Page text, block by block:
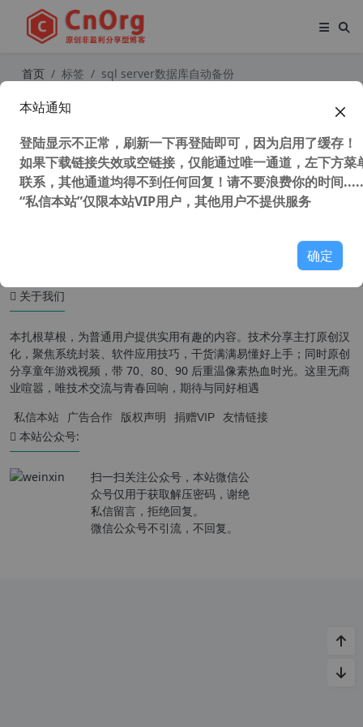
首页 标签 sql server数据库自动备份
最简单 MSSQL数据库自动备份工具 v
动备份工具
关于我们
本扎根草根，为普通用户提供实用有趣的内容。技术分享主打原创汉
化，聚焦系统封装、软件应用技巧，干货满满易懂好上手；同时原创
分享童年游戏视频，带 70、80、90 后重温像素热血时光。这里无商
业喧嚣，唯技术交流与青春回响，期待与同好相遇
私信本站 广告合作 版权声明 捐赠VIP 友情链接
本站公众号:
扫一扫关注公众号，本站微信公
众号仅用于获取解压密码，谢绝
私信留言，拒绝回复。
微信公众号不引流，不回复。
本站通知
登陆显示不正常，刷新一下再登陆即可，因为启用了缓存！
如果下载链接失效或空链接，仅能通过唯一通道，左下方菜
联系，其他通道均得不到任何回复！请不要浪费你的时间
“私信本站”仅限本站VIP用户，其他用户不提供服务
确定